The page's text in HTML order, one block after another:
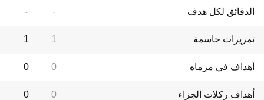
الدقائق لكل هدف -
-
تمريرات حاسمة 1
1
أهداف في مرماه 0
0
أهداف ركلات الجزاء 0
0